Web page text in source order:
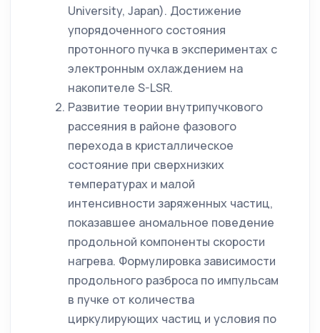
University, Japan). Достижение
упорядоченного состояния
протонного пучка в экспериментах с
электронным охлаждением на
накопителе S-LSR.
Развитие теории внутрипучкового
рассеяния в районе фазового
перехода в кристаллическое
состояние при сверхнизких
температурах и малой
интенсивности заряженных частиц,
показавшее аномальное поведение
продольной компоненты скорости
нагрева. Формулировка зависимости
продольного разброса по импульсам
в пучке от количества
циркулирующих частиц и условия по